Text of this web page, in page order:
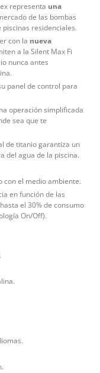
representa una
de las bombas
residenciales.
con la nueva
a la Silent Max Fi
nunca antes
panel de control para
operación simplificada
sea que te
de titanio garantiza un
del agua de la piscina.
con el medio ambiente.
en función de las
el 30% de consumo
On/Off).